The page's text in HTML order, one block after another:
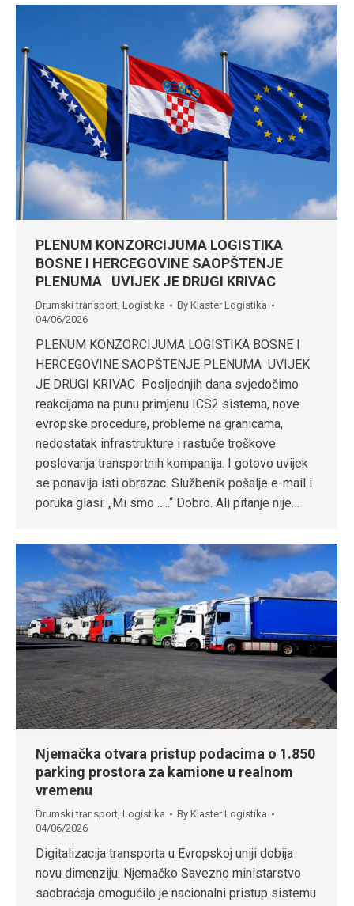
PLENUM KONZORCIJUMA LOGISTIKA
BOSNE I HERCEGOVINE SAOPŠTENJE
PLENUMA UVIJEK JE DRUGI KRIVAC
Drumski transport Logistika By Klaster Logistika
04/06/2026
PLENUM KONZORCIJUMA LOGISTIKA BOSNE I
HERCEGOVINE SAOPŠTENJE PLENUMA UVIJEK
JE DRUGI KRIVAC Posljednjih dana svjedočimo
reakcijama na punu primjenu ICS2 sistema, nove
evropske procedure, probleme na granicama,
nedostatak infrastrukture i rastuće troškove
poslovanja transportnih kompanija. I gotovo uvijek
se ponavlja isti obrazac. Službenik pošalje e-mail i
poruka glasi: „Mi smo …..“ Dobro. Ali pitanje nije…
Njemačka otvara pristup podacima o 1.850
parking prostora za kamione u realnom
vremenu
Drumski transport Logistika By Klaster Logistika
04/06/2026
Digitalizacija transporta u Evropskoj uniji dobija
novu dimenziju. Njemačko Savezno ministarstvo
saobraćaja omogućilo je nacionalni pristup sistemu